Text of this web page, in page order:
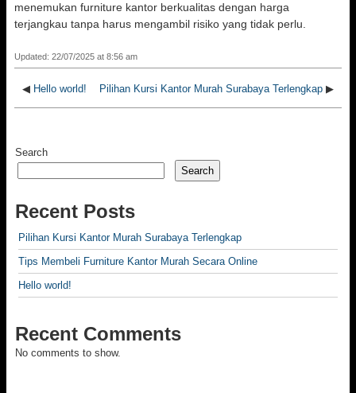
menemukan furniture kantor berkualitas dengan harga
terjangkau tanpa harus mengambil risiko yang tidak perlu.
Updated: 22/07/2025 at 8:56 am
◀ Hello world! Pilihan Kursi Kantor Murah Surabaya Terlengkap ▶
Search
Search
Recent Posts
Pilihan Kursi Kantor Murah Surabaya Terlengkap
Tips Membeli Furniture Kantor Murah Secara Online
Hello world!
Recent Comments
No comments to show.